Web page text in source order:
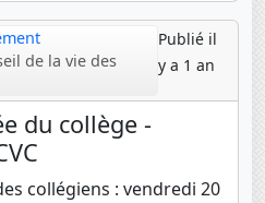
de la vie des
Publié il
y a 1 an
du collège -
collégiens : vendredi 20